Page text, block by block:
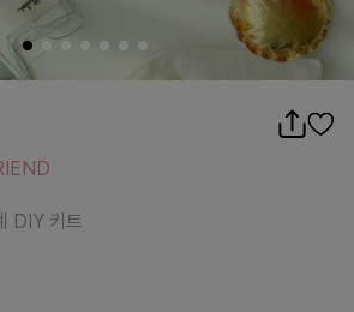
키트
DIY 키트